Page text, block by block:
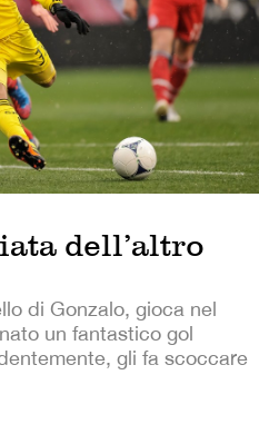
dell’altro
di Gonzalo, gioca nel
un fantastico gol
gli fa scoccare